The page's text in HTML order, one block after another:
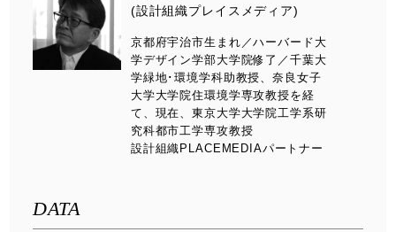
(設計組織プレイスメディア)
京都府宇治市生まれ／ハーバード大
学デザイン学部大学院修了／千葉大
学緑地･環境学科助教授、奈良女子
大学大学院住環境学専攻教授を経
て、現在、東京大学大学院工学系研
究科都市工学専攻教授
設計組織PLACEMEDIAパートナー
DATA